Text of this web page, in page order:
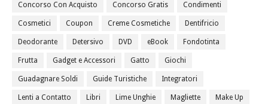
Concorso Con Acquisto Concorso Gratis Condimenti
Cosmetici Coupon Creme Cosmetiche Dentifricio
Deodorante Detersivo DVD eBook Fondotinta
Frutta Gadget e Accessori Gatto Giochi
Guadagnare Soldi Guide Turistiche Integratori
Lenti a Contatto Libri Lime Unghie Magliette Make Up